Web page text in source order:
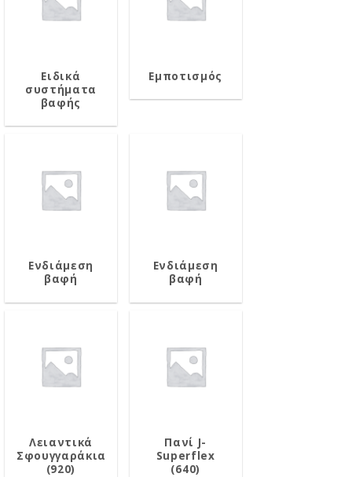
Ειδικά
συστήματα
βαφής
Εμποτισμός
Ενδιάμεση
βαφή
Ενδιάμεση
βαφή
Λειαντικά
Σφουγγαράκια
(920)
Πανί J-
Superflex
(640)